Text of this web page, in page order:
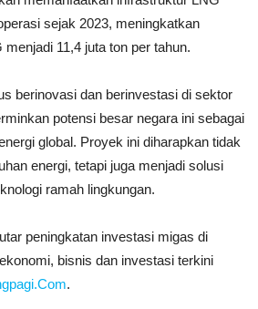
sejak 2023, meningkatkan
11,4 juta ton per tahun.
berinovasi dan berinvestasi di sektor
potensi besar negara ini sebagai
global. Proyek ini diharapkan tidak
energi, tetapi juga menjadi solusi
ramah lingkungan.
peningkatan investasi migas di
bisnis dan investasi terkini
.